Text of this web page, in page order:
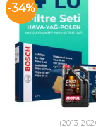
-34%
(2013-